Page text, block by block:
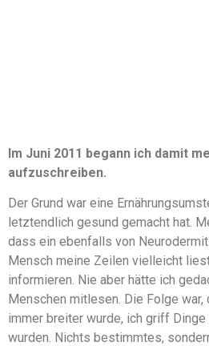
Im Juni 2011 begann ich damit
aufzuschreiben.
Der Grund war eine
letztendlich gesund gemacht hat.
dass ein ebenfalls von
Mensch meine Zeilen vielleicht
informieren. Nie aber hätte ich
Menschen mitlesen. Die Folge
immer breiter wurde, ich griff
wurden. Nichts bestimmtes,